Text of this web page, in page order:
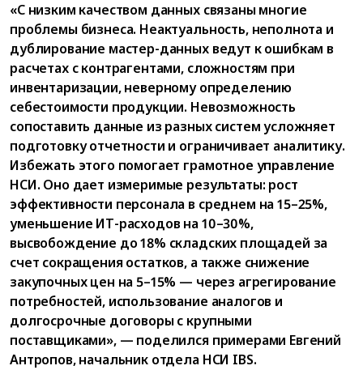
«С низким качеством данных связаны многие
проблемы бизнеса. Неактуальность, неполнота и
дублирование мастер-данных ведут к ошибкам в
расчетах с контрагентами, сложностям при
инвентаризации, неверному определению
себестоимости продукции. Невозможность
сопоставить данные из разных систем усложняет
подготовку отчетности и ограничивает аналитику.
Избежать этого помогает грамотное управление
НСИ. Оно дает измеримые результаты: рост
эффективности персонала в среднем на 15–25%,
уменьшение ИТ-расходов на 10–30%,
высвобождение до 18% складских площадей за
счет сокращения остатков, а также снижение
закупочных цен на 5–15% — через агрегирование
потребностей, использование аналогов и
долгосрочные договоры с крупными
поставщиками», — поделился примерами Евгений
Антропов, начальник отдела НСИ IBS.